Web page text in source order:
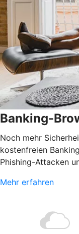
Banking-
Noch mehr
kostenfreien
Phishing-Attacken
Mehr erfahren